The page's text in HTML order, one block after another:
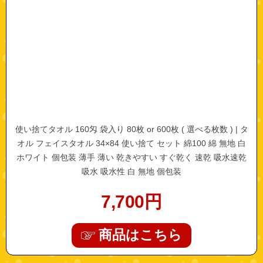
使い捨てタオル 160匁 袋入り 80枚 or 600枚 ( 選べる枚数 ) | タ
オル フェイスタオル 34×84 使い捨て セット 綿100 綿 無地 白
ホワイト 個包装 薄手 薄い 乾きやすい すぐ乾く 速乾 吸水速乾
吸水 吸水性 白 無地 個包装
7,700 円
商品はこちら